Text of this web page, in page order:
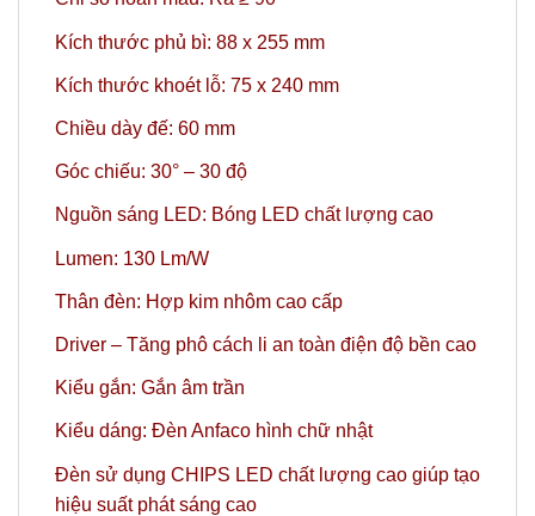
Kích thước phủ bì: 88 x 255 mm
Kích thước khoét lỗ: 75 x 240 mm
Chiều dày đế: 60 mm
Góc chiếu: 30° – 30 độ
Nguồn sáng LED: Bóng LED chất lượng cao
Lumen: 130 Lm/W
Thân đèn: Hợp kim nhôm cao cấp
Driver – Tăng phô cách li an toàn điện độ bền cao
Kiểu gắn: Gắn âm trần
Kiểu dáng: Đèn Anfaco hình chữ nhật
Đèn sử dụng CHIPS LED chất lượng cao giúp tạo
hiệu suất phát sáng cao